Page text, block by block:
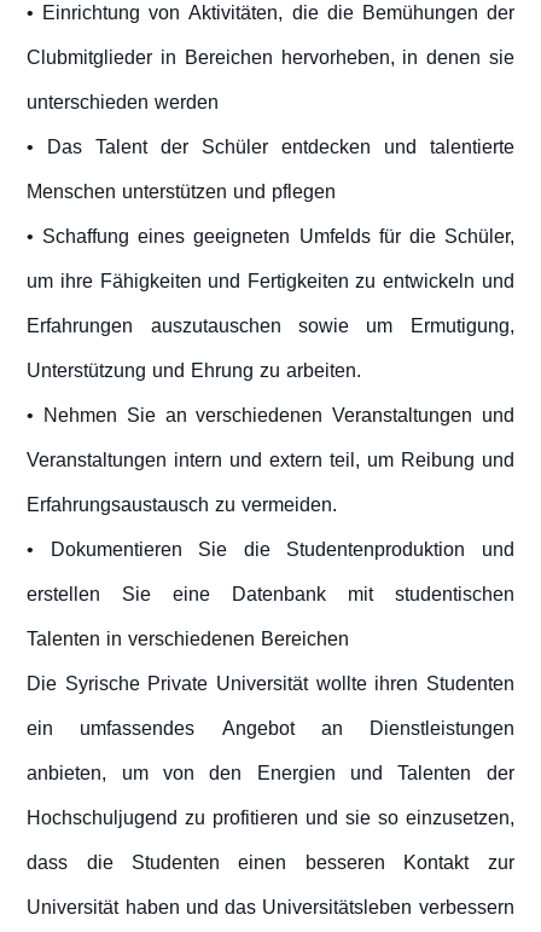
• Einrichtung von Aktivitäten, die die Bemühungen der
Clubmitglieder in Bereichen hervorheben, in denen sie
unterschieden werden
• Das Talent der Schüler entdecken und talentierte
Menschen unterstützen und pflegen
• Schaffung eines geeigneten Umfelds für die Schüler,
um ihre Fähigkeiten und Fertigkeiten zu entwickeln und
Erfahrungen auszutauschen sowie um Ermutigung,
Unterstützung und Ehrung zu arbeiten.
• Nehmen Sie an verschiedenen Veranstaltungen und
Veranstaltungen intern und extern teil, um Reibung und
Erfahrungsaustausch zu vermeiden.
• Dokumentieren Sie die Studentenproduktion und
erstellen Sie eine Datenbank mit studentischen
Talenten in verschiedenen Bereichen
Die Syrische Private Universität wollte ihren Studenten
ein umfassendes Angebot an Dienstleistungen
anbieten, um von den Energien und Talenten der
Hochschuljugend zu profitieren und sie so einzusetzen,
dass die Studenten einen besseren Kontakt zur
Universität haben und das Universitätsleben verbessern